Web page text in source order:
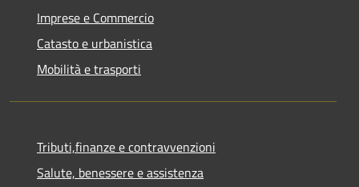
Imprese e Commercio
Catasto e urbanistica
Mobilità e trasporti
Tributi,finanze e contravvenzioni
Salute, benessere e assistenza